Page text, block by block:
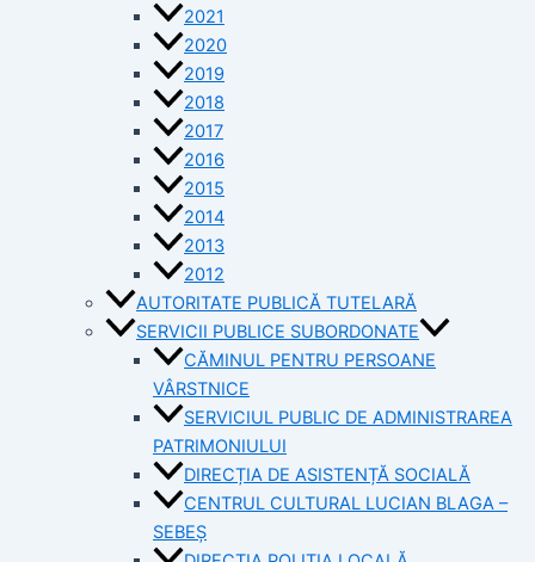
2021
2020
2019
2018
2017
2016
2015
2014
2013
2012
AUTORITATE PUBLICĂ TUTELARĂ
SERVICII PUBLICE SUBORDONATE
CĂMINUL PENTRU PERSOANE
VÂRSTNICE
SERVICIUL PUBLIC DE ADMINISTRAREA
PATRIMONIULUI
DIRECȚIA DE ASISTENȚĂ SOCIALĂ
CENTRUL CULTURAL LUCIAN BLAGA –
SEBEȘ